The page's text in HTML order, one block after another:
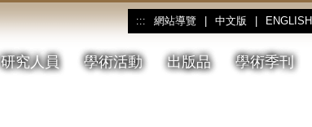
::: 網站導覽 中文版 ENGLISH
研究人員 學術活動 出版品 學術季刊